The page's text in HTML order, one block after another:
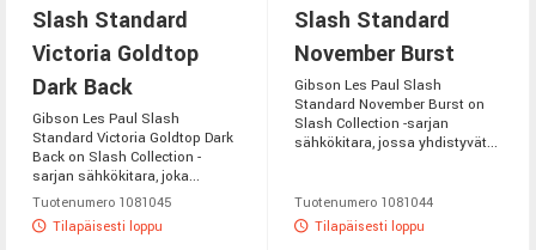
Slash Standard
Victoria Goldtop
Dark Back
Gibson Les Paul Slash
Standard Victoria Goldtop Dark
Back on Slash Collection -
sarjan sähkökitara, joka...
Tuotenumero 1081045
Tilapäisesti loppu
Slash Standard
November Burst
Gibson Les Paul Slash
Standard November Burst on
Slash Collection -sarjan
sähkökitara, jossa yhdistyvät...
Tuotenumero 1081044
Tilapäisesti loppu